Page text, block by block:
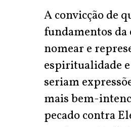
A convicção de
fundamentos
nomear e
espiritualidade
seriam
mais bem-
pecado contra